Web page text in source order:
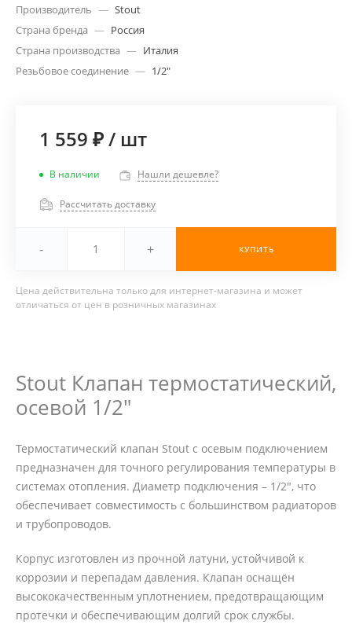
Производитель — Stout
Страна бренда — Россия
Страна производства — Италия
Резьбовое соединение — 1/2"
1 559 ₽/ шт
В наличии Нашли дешевле?
Рассчитать доставку
- + КУПИТЬ
Цена действительна только для интернет-магазина и может
отличаться от цен в розничных магазинах
Stout Клапан термостатический,
осевой 1/2"
Термостатический клапан Stout с осевым подключением
предназначен для точного регулирования температуры в
системах отопления. Диаметр подключения – 1/2", что
обеспечивает совместимость с большинством радиаторов
и трубопроводов.
Корпус изготовлен из прочной латуни, устойчивой к
коррозии и перепадам давления. Клапан оснащён
высококачественным уплотнением, предотвращающим
протечки и обеспечивающим долгий срок службы.